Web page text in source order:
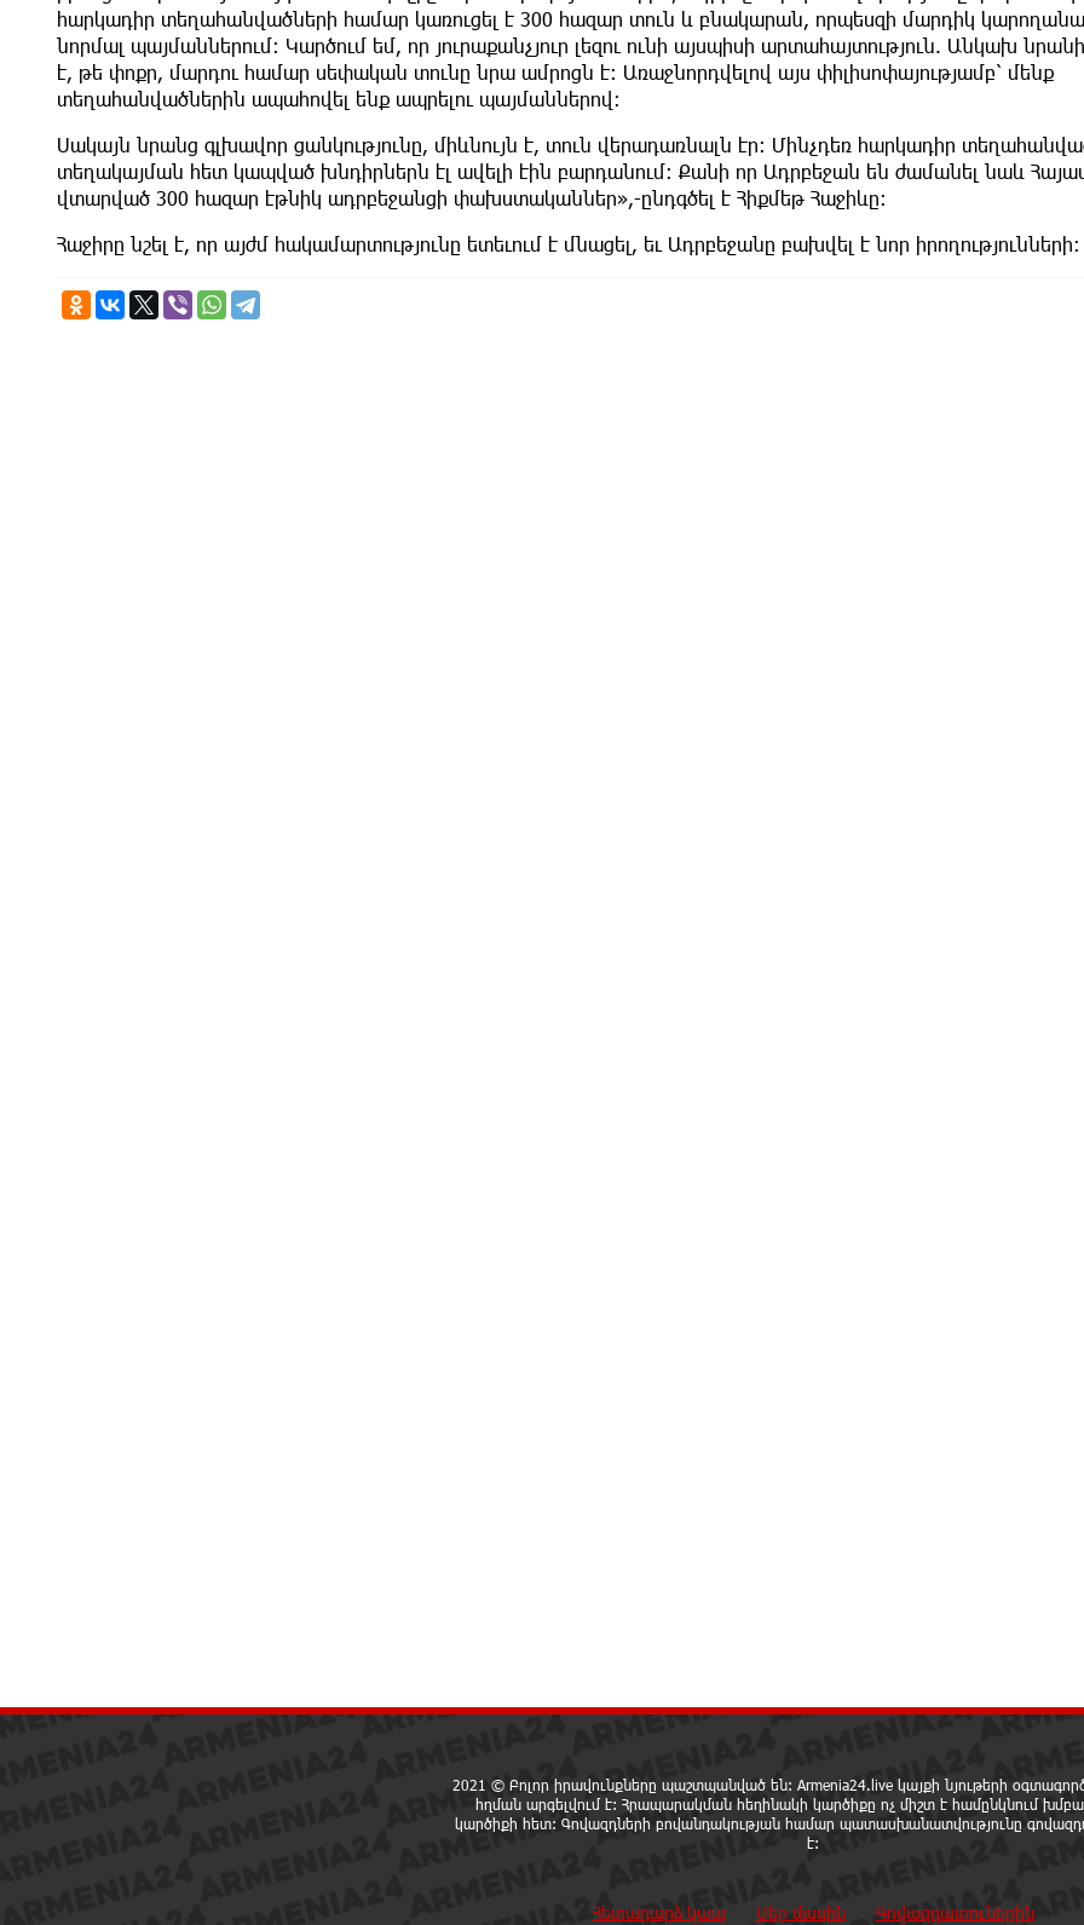
հարկադիր տեղահանվածների համար կառուցել է 300 հազար տուն և բնակարան, որպեսզի մարդիկ
նորմալ պայմաններում: Կարծում եմ, որ յուրաքանչյուր լեզու ունի այսպիսի արտահայտություն. Անկախ
է, թե փոքր, մարդու համար սեփական տունը նրա ամրոցն է։ Առաջնորդվելով այս փիլիսոփայությամբ՝ մենք
տեղահանվածներին ապահովել ենք ապրելու պայմաններով։
Սակայն նրանց գլխավոր ցանկությունը, միևնույն է, տուն վերադառնալն էր։ Մինչդեռ հարկադիր
տեղակայման հետ կապված խնդիրներն էլ ավելի էին բարդանում։ Քանի որ Ադրբեջան են ժամանել նաև
վտարված 300 հազար էթնիկ ադրբեջանցի փախստականներ»,-ընդգծել է Հիքմեթ Հաջիևը։
Հաջիրը նշել է, որ այժմ հակամարտությունը ետեւում է մնացել, եւ Ադրբեջանը բախվել է նոր իրողությունների։
2021 © Բոլոր իրավունքները պաշտպանված են: Armenia24.live կայքի նյութերի
հղման արգելվում է: Հրապարակման հեղինակի կարծիքը ոչ միշտ է համընկնում
կարծիքի հետ: Գովազդների բովանդակության համար պատասխանատվությունը
է:
Հետադարձ կապ Մեր մասին Գովազդատուներին